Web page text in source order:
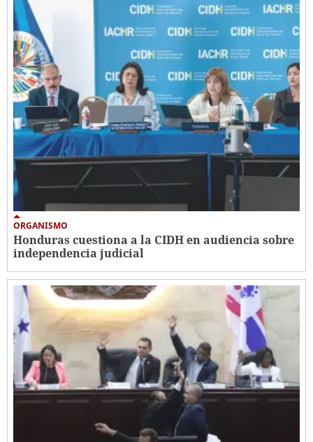
ORGANISMO
Honduras cuestiona a la CIDH en audiencia sobre
independencia judicial